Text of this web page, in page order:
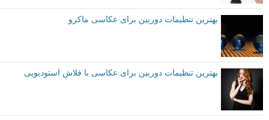
بهترین تنظیمات دوربین برای عکاسی ماکرو
بهترین تنظیمات دوربین برای عکاسی با فلاش استودیویی